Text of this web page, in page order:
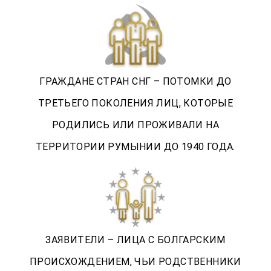
ГРАЖДАНЕ СТРАН СНГ – ПОТОМКИ ДО
ТРЕТЬЕГО ПОКОЛЕНИЯ ЛИЦ, КОТОРЫЕ
РОДИЛИСЬ ИЛИ ПРОЖИВАЛИ НА
ТЕРРИТОРИИ РУМЫНИИ ДО 1940 ГОДА.
ЗАЯВИТЕЛИ – ЛИЦА С БОЛГАРСКИМ
ПРОИСХОЖДЕНИЕМ, ЧЬИ РОДСТВЕННИКИ